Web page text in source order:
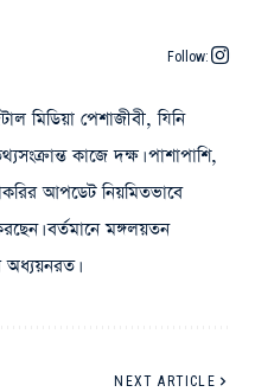
Follow:
মিডিয়া পেশাজীবী, যিনি
কাজে দক্ষ। পাশাপাশি,
আপডেট নিয়মিতভাবে
বর্তমানে মঙ্গলয়তন
অধ্যয়নরত।
NEXT ARTICLE